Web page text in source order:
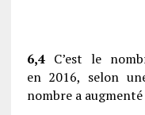
6,4 C’est le
en 2016, selon
nombre a